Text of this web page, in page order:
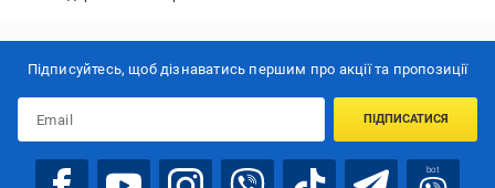
Підписуйтесь, щоб дізнаватись першим про акції та пропозиції
ПІДПИСАТИСЯ
bot